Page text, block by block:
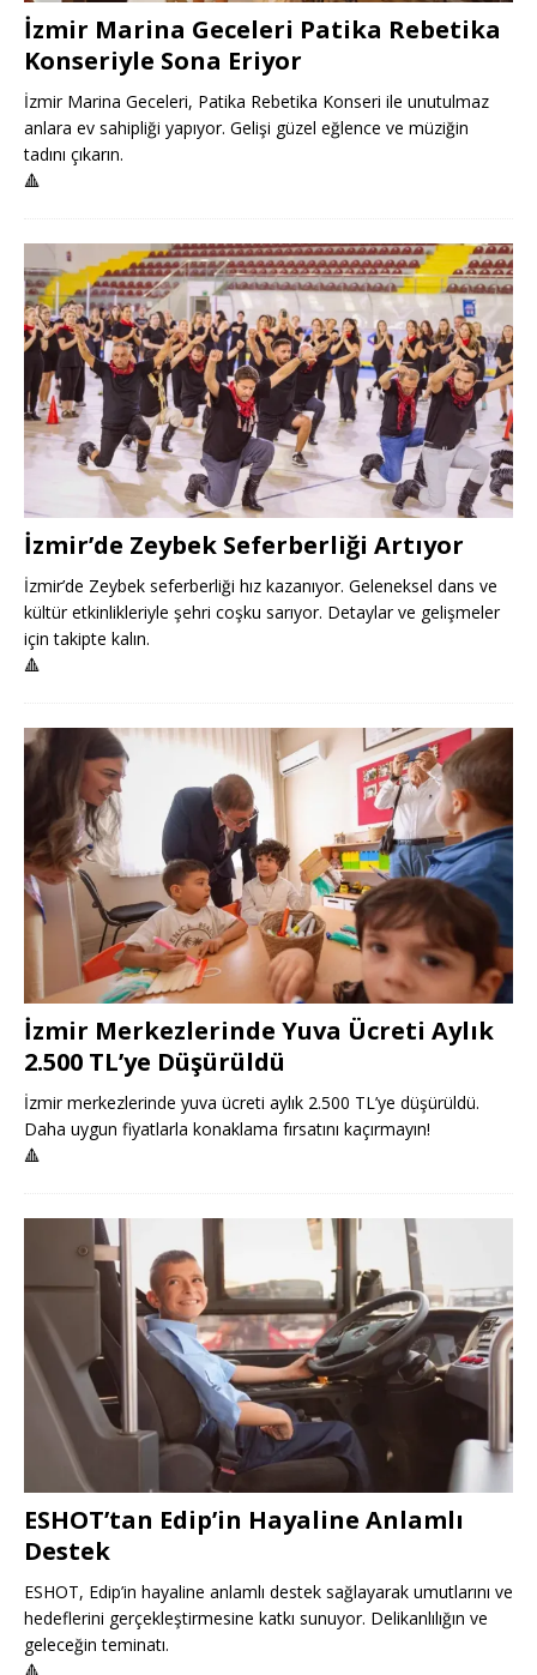
İzmir Marina Geceleri Patika Rebetika
Konseriyle Sona Eriyor
İzmir Marina Geceleri, Patika Rebetika Konseri ile unutulmaz
anlara ev sahipliği yapıyor. Gelişi güzel eğlence ve müziğin
tadını çıkarın.
🔺
İzmir’de Zeybek Seferberliği Artıyor
İzmir’de Zeybek seferberliği hız kazanıyor. Geleneksel dans ve
kültür etkinlikleriyle şehri coşku sarıyor. Detaylar ve gelişmeler
için takipte kalın.
🔺
İzmir Merkezlerinde Yuva Ücreti Aylık
2.500 TL’ye Düşürüldü
İzmir merkezlerinde yuva ücreti aylık 2.500 TL’ye düşürüldü.
Daha uygun fiyatlarla konaklama fırsatını kaçırmayın!
🔺
ESHOT’tan Edip’in Hayaline Anlamlı
Destek
ESHOT, Edip’in hayaline anlamlı destek sağlayarak umutlarını ve
hedeflerini gerçekleştirmesine katkı sunuyor. Delikanlılığın ve
geleceğin teminatı.